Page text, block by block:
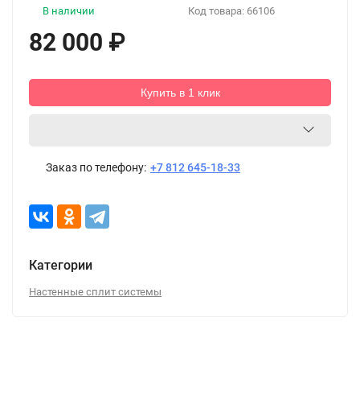
Код товара: 66106
В наличии
82 000 ₽
Купить в 1 клик
Заказ по телефону: +7 812 645-18-33
Категории
Настенные сплит системы